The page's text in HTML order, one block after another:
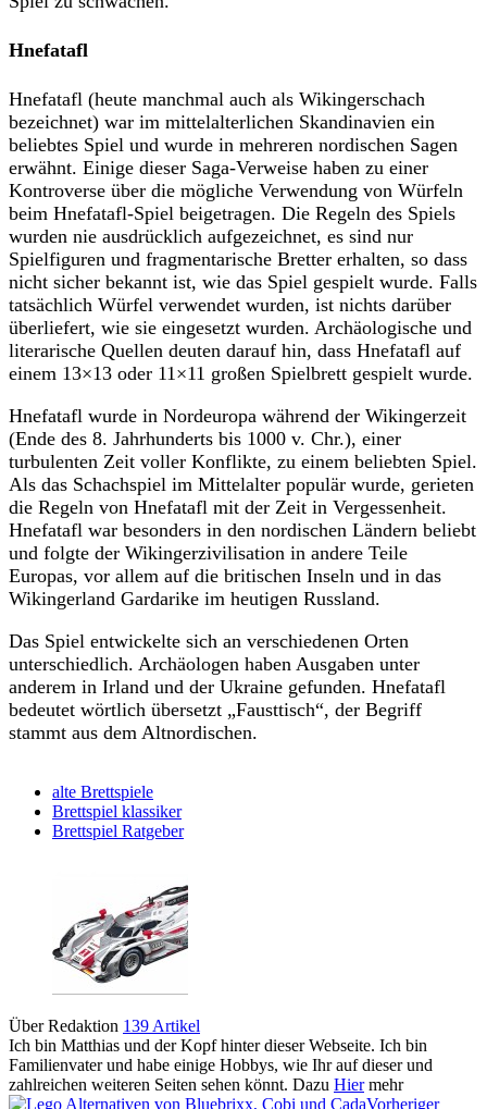
Hnefatafl
Hnefatafl (heute manchmal auch als Wikingerschach
bezeichnet) war im mittelalterlichen Skandinavien ein
beliebtes Spiel und wurde in mehreren nordischen Sagen
erwähnt. Einige dieser Saga-Verweise haben zu einer
Kontroverse über die mögliche Verwendung von Würfeln
beim Hnefatafl-Spiel beigetragen. Die Regeln des Spiels
wurden nie ausdrücklich aufgezeichnet, es sind nur
Spielfiguren und fragmentarische Bretter erhalten, so dass
nicht sicher bekannt ist, wie das Spiel gespielt wurde. Falls
tatsächlich Würfel verwendet wurden, ist nichts darüber
überliefert, wie sie eingesetzt wurden. Archäologische und
literarische Quellen deuten darauf hin, dass Hnefatafl auf
einem 13×13 oder 11×11 großen Spielbrett gespielt wurde.
Hnefatafl wurde in Nordeuropa während der Wikingerzeit
(Ende des 8. Jahrhunderts bis 1000 v. Chr.), einer
turbulenten Zeit voller Konflikte, zu einem beliebten Spiel.
Als das Schachspiel im Mittelalter populär wurde, gerieten
die Regeln von Hnefatafl mit der Zeit in Vergessenheit.
Hnefatafl war besonders in den nordischen Ländern beliebt
und folgte der Wikingerzivilisation in andere Teile
Europas, vor allem auf die britischen Inseln und in das
Wikingerland Gardarike im heutigen Russland.
Das Spiel entwickelte sich an verschiedenen Orten
unterschiedlich. Archäologen haben Ausgaben unter
anderem in Irland und der Ukraine gefunden. Hnefatafl
bedeutet wörtlich übersetzt „Fausttisch“, der Begriff
stammt aus dem Altnordischen.
alte Brettspiele
Brettspiel klassiker
Brettspiel Ratgeber
Über Redaktion 139 Artikel
Ich bin Matthias und der Kopf hinter dieser Webseite. Ich bin
Familienvater und habe einige Hobbys, wie Ihr auf dieser und
zahlreichen weiteren Seiten sehen könnt. Dazu Hiermehr
Vorheriger